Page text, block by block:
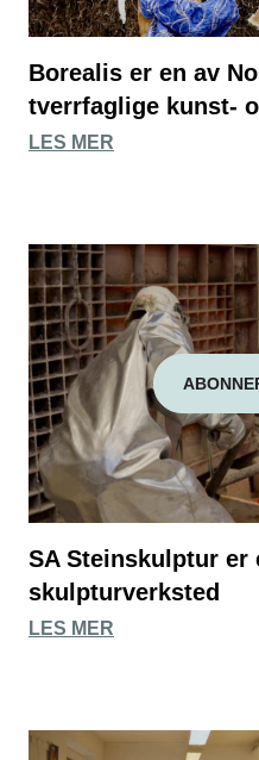
Borealis er en av
tverrfaglige kunst-
LES MER
SA Steinskulptur er
skulpturverksted
LES MER